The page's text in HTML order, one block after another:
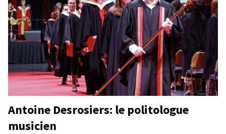
Antoine Desrosiers: le politologue
musicien